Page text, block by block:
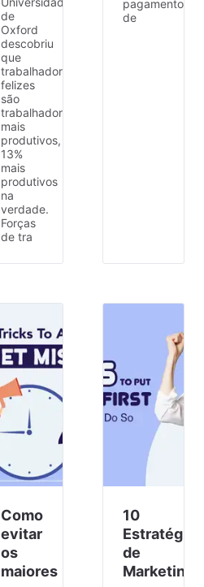
de
Oxford
descobriu
que
trabalhadores
felizes
são
trabalhadores
mais
produtivos,
13%
mais
produtivos
na
verdade.
Forças
de tra
pagamento
de
Como
evitar
os
maiores
10
Estratégias
de
Marketing